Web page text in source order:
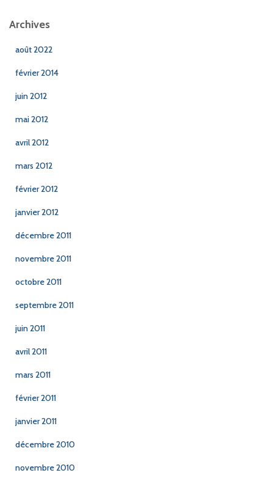
Archives
août 2022
février 2014
juin 2012
mai 2012
avril 2012
mars 2012
février 2012
janvier 2012
décembre 2011
novembre 2011
octobre 2011
septembre 2011
juin 2011
avril 2011
mars 2011
février 2011
janvier 2011
décembre 2010
novembre 2010